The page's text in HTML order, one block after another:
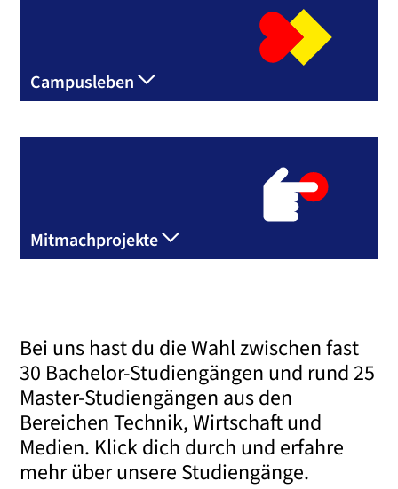
Campusleben
Mitmachprojekte
Bei uns hast du die Wahl zwischen fast
30 Bachelor-Studiengängen und rund 25
Master-Studiengängen aus den
Bereichen Technik, Wirtschaft und
Medien. Klick dich durch und erfahre
mehr über unsere Studiengänge.